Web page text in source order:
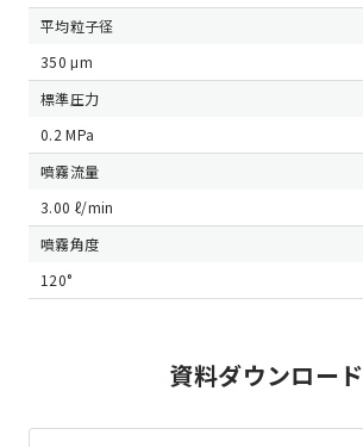
平均粒子径
350 μm
標準圧力
0.2 MPa
噴霧流量
3.00 ℓ/min
噴霧角度
120°
資料ダウンロード